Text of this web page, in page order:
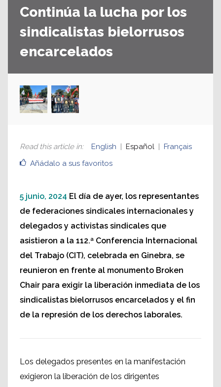
Continúa la lucha por los
sindicalistas bielorrusos
encarcelados
Añádalo a sus favoritos
Read this article in: English Español Français
5 junio, 2024 El día de ayer, los representantes
de federaciones sindicales internacionales y
delegados y activistas sindicales que
asistieron a la 112.ª Conferencia Internacional
del Trabajo (CIT), celebrada en Ginebra, se
reunieron en frente al monumento Broken
Chair para exigir la liberación inmediata de los
sindicalistas bielorrusos encarcelados y el fin
de la represión de los derechos laborales.
Los delegados presentes en la manifestación
exigieron la liberación de los dirigentes